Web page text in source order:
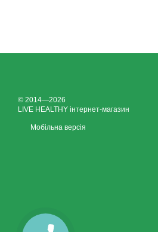
© 2014—2026
LIVE HEALTHY інтернет-магазин
Мобільна версія